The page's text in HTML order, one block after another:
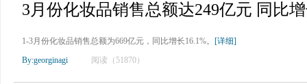
3月份化妆品销售总额达249亿元 同比
1-3月份化妆品销售总额为669亿元，同比增长16.1%。 [详细]
By:georginagi
阅读（51870）